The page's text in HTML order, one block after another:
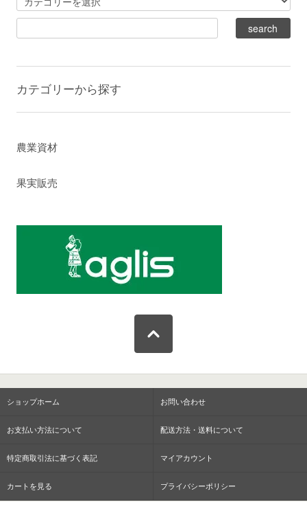
カテゴリーから探す
農業資材
果実販売
ショップホーム お問い合わせ
お支払い方法について 配送方法・送料について
特定商取引法に基づく表記 マイアカウント
カートを見る プライバシーポリシー